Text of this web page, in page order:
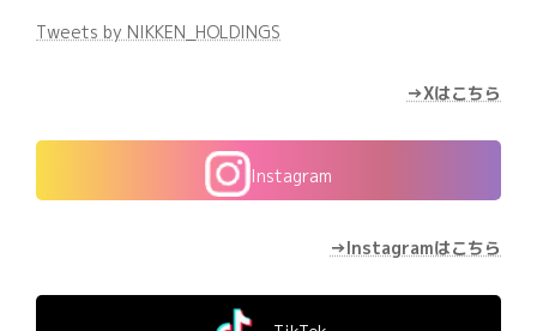
Tweets by NIKKEN_HOLDINGS
→Xはこちら
Instagram
→Instagramはこちら